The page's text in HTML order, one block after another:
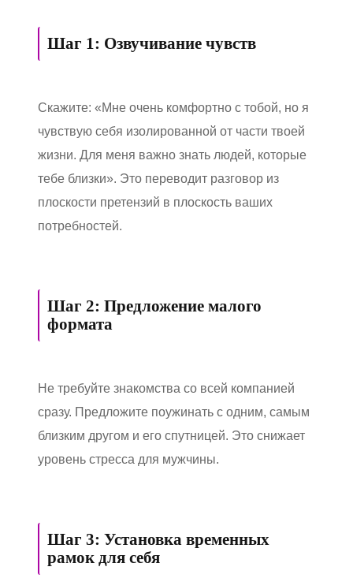
Шаг 1: Озвучивание чувств
Скажите: «Мне очень комфортно с тобой, но я
чувствую себя изолированной от части твоей
жизни. Для меня важно знать людей, которые
тебе близки». Это переводит разговор из
плоскости претензий в плоскость ваших
потребностей.
Шаг 2: Предложение малого
формата
Не требуйте знакомства со всей компанией
сразу. Предложите поужинать с одним, самым
близким другом и его спутницей. Это снижает
уровень стресса для мужчины.
Шаг 3: Установка временных
рамок для себя